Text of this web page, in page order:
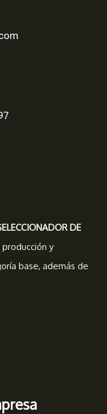
DE
producción y
base, además de